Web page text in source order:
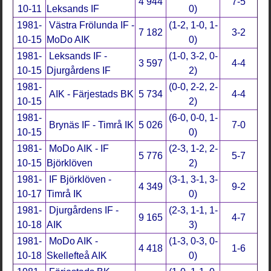
10-11
Leksands IF
0)
1981-
10-15
Västra Frölunda IF -
MoDo AIK
7 182
(1-2, 1-0, 1-
0)
3-2
1981-
10-15
Leksands IF -
Djurgårdens IF
3 597
(1-0, 3-2, 0-
2)
4-4
1981-
10-15
AIK - Färjestads BK 5 734
(0-0, 2-2, 2-
2)
4-4
1981-
10-15
Brynäs IF - Timrå IK 5 026
(6-0, 0-0, 1-
0)
7-0
1981-
10-15
MoDo AIK - IF
Björklöven
5 776
(2-3, 1-2, 2-
2)
5-7
1981-
10-17
IF Björklöven -
Timrå IK
4 349
(3-1, 3-1, 3-
0)
9-2
1981-
10-18
Djurgårdens IF -
AIK
9 165
(2-3, 1-1, 1-
3)
4-7
1981-
10-18
MoDo AIK -
Skellefteå AIK
4 418
(1-3, 0-3, 0-
0)
1-6